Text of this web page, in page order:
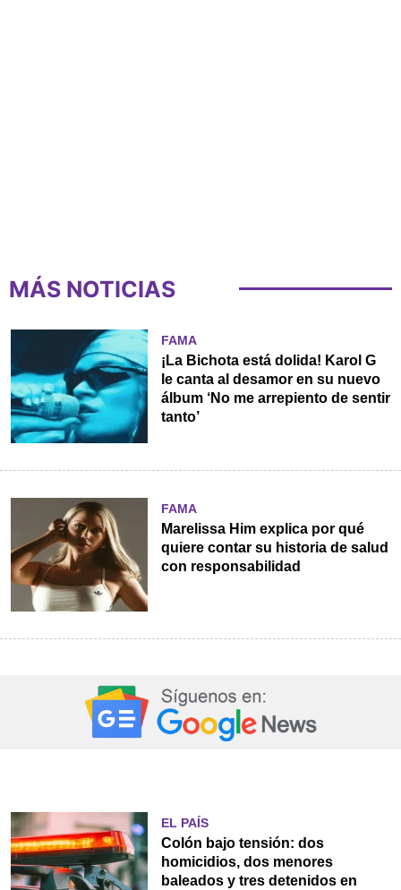
MÁS NOTICIAS
FAMA
¡La Bichota está dolida! Karol G
le canta al desamor en su nuevo
álbum ‘No me arrepiento de sentir
tanto’
FAMA
Marelissa Him explica por qué
quiere contar su historia de salud
con responsabilidad
EL PAÍS
Colón bajo tensión: dos
homicidios, dos menores
baleados y tres detenidos en